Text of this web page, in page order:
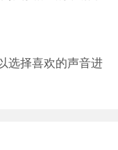
选择喜欢的声音进